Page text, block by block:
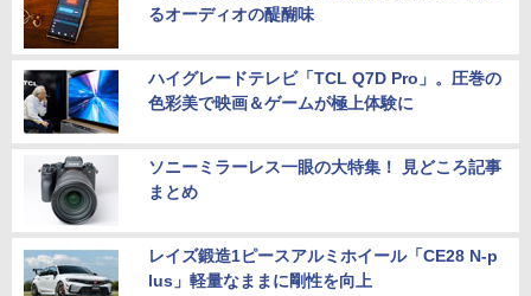
るオーディオの醍醐味
ハイグレードテレビ「TCL Q7D Pro」。圧巻の
色彩美で映画＆ゲームが極上体験に
ソニーミラーレス一眼の大特集！ 見どころ記事
まとめ
レイズ鍛造1ピースアルミホイール「CE28 N-p
lus」軽量なままに剛性を向上